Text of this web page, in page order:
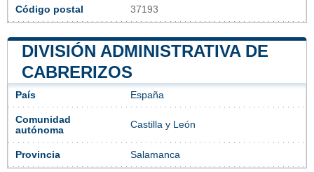
Código postal 37193
DIVISIÓN ADMINISTRATIVA DE
CABRERIZOS
País España
Comunidad
autónoma
Castilla y León
Provincia Salamanca